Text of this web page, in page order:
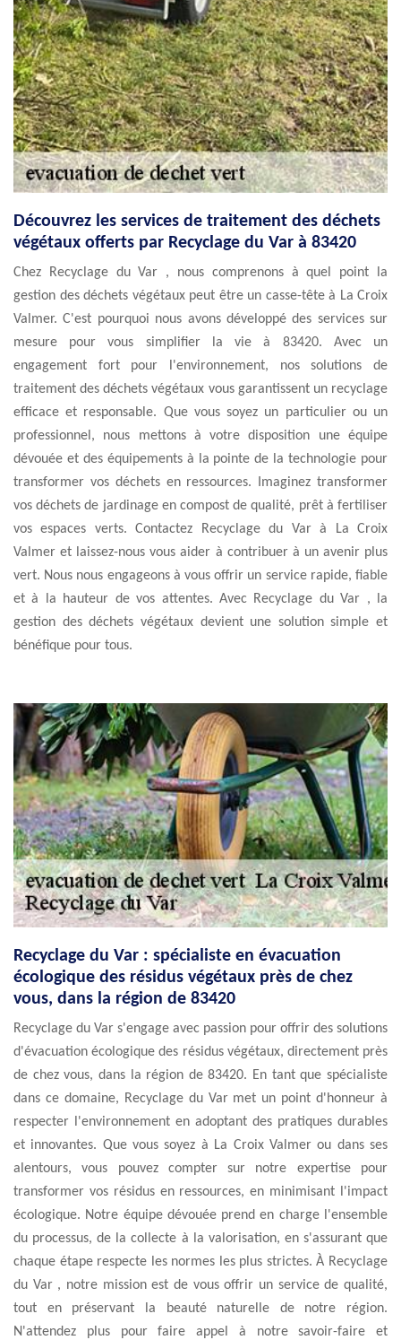
Découvrez les services de traitement des déchets
végétaux offerts par Recyclage du Var à 83420
Chez Recyclage du Var , nous comprenons à quel point la
gestion des déchets végétaux peut être un casse-tête à La Croix
Valmer. C'est pourquoi nous avons développé des services sur
mesure pour vous simplifier la vie à 83420. Avec un
engagement fort pour l'environnement, nos solutions de
traitement des déchets végétaux vous garantissent un recyclage
efficace et responsable. Que vous soyez un particulier ou un
professionnel, nous mettons à votre disposition une équipe
dévouée et des équipements à la pointe de la technologie pour
transformer vos déchets en ressources. Imaginez transformer
vos déchets de jardinage en compost de qualité, prêt à fertiliser
vos espaces verts. Contactez Recyclage du Var à La Croix
Valmer et laissez-nous vous aider à contribuer à un avenir plus
vert. Nous nous engageons à vous offrir un service rapide, fiable
et à la hauteur de vos attentes. Avec Recyclage du Var , la
gestion des déchets végétaux devient une solution simple et
bénéfique pour tous.
Recyclage du Var : spécialiste en évacuation
écologique des résidus végétaux près de chez
vous, dans la région de 83420
Recyclage du Var s'engage avec passion pour offrir des solutions
d'évacuation écologique des résidus végétaux, directement près
de chez vous, dans la région de 83420. En tant que spécialiste
dans ce domaine, Recyclage du Var met un point d'honneur à
respecter l'environnement en adoptant des pratiques durables
et innovantes. Que vous soyez à La Croix Valmer ou dans ses
alentours, vous pouvez compter sur notre expertise pour
transformer vos résidus en ressources, en minimisant l'impact
écologique. Notre équipe dévouée prend en charge l'ensemble
du processus, de la collecte à la valorisation, en s'assurant que
chaque étape respecte les normes les plus strictes. À Recyclage
du Var , notre mission est de vous offrir un service de qualité,
tout en préservant la beauté naturelle de notre région.
N'attendez plus pour faire appel à notre savoir-faire et